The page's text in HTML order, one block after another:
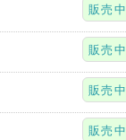
販売中
販売中
販売中
販売中